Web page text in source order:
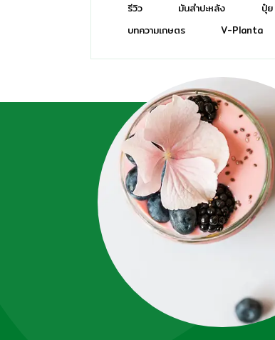
รีวิว มันสำปะหลัง
ปุ๋ย
บทความเกษตร
V-Planta